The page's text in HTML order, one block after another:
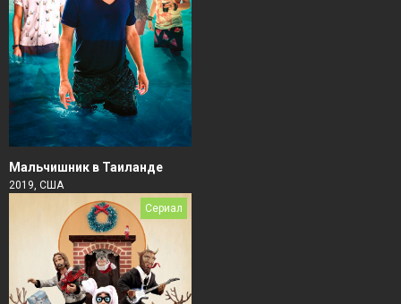
Мальчишник в Таиланде
2019, США
Сериал